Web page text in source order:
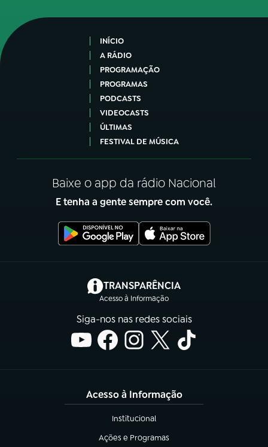
INÍCIO
A RÁDIO
PROGRAMAÇÃO
PROGRAMAS
PODCASTS
VIDEOCASTS
ÚLTIMAS
FESTIVAL DE MÚSICA
Baixe o app da rádio Nacional
E tenha a gente sempre com você.
TRANSPARÊNCIA
Acesso à Informação
(abre em nova aba)
Siga-nos nas redes sociais
Acesso à Informação
Institucional
(abre em nova aba)
Ações e Programas
(abre em nova aba)